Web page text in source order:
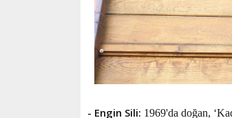
- Engin Sili: 1969'da doğan,